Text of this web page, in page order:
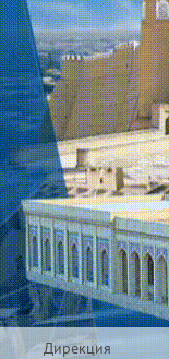
Дирекция